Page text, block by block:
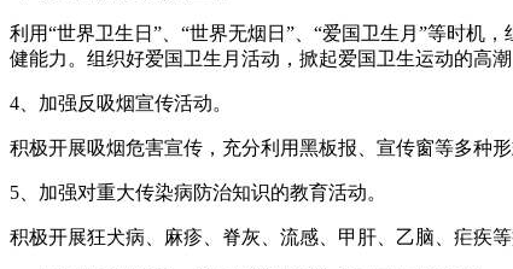
利用“世界卫生日”、“世界无烟日”、“爱国卫生月”等时机
健能力。组织好爱国卫生月活动，掀起爱国卫生运动的高
4、加强反吸烟宣传活动。
积极开展吸烟危害宣传，充分利用黑板报、宣传窗等多种
5、加强对重大传染病防治知识的教育活动。
积极开展狂犬病、麻疹、脊灰、流感、甲肝、乙脑、疟疾